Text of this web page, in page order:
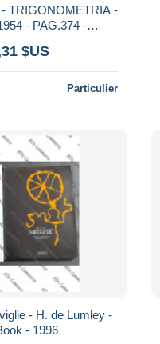
TRIGONOMETRIA -
- PAG.374 -
$US
Particulier
- H. de Lumley -
- 1996